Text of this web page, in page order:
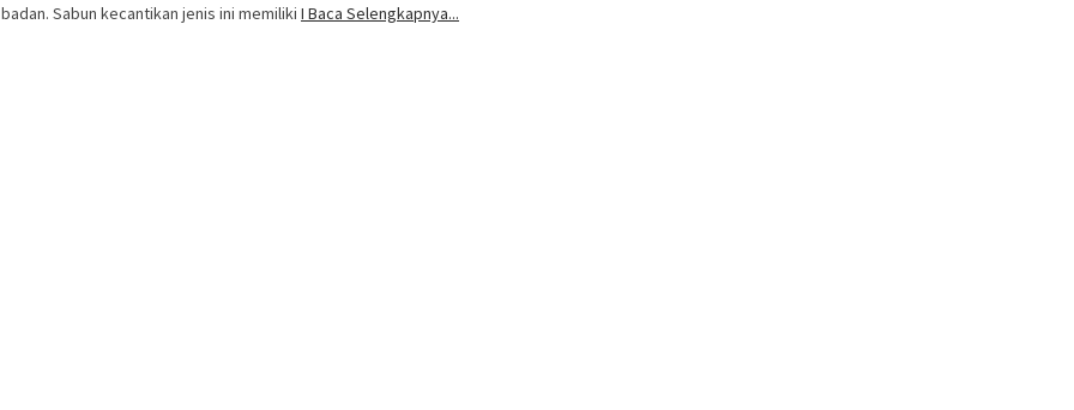
Sabun kecantikan jenis ini memiliki I Baca Selengkapnya...